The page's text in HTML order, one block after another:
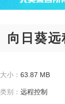
向日葵
大小： 63.87 MB
类别： 远程控制